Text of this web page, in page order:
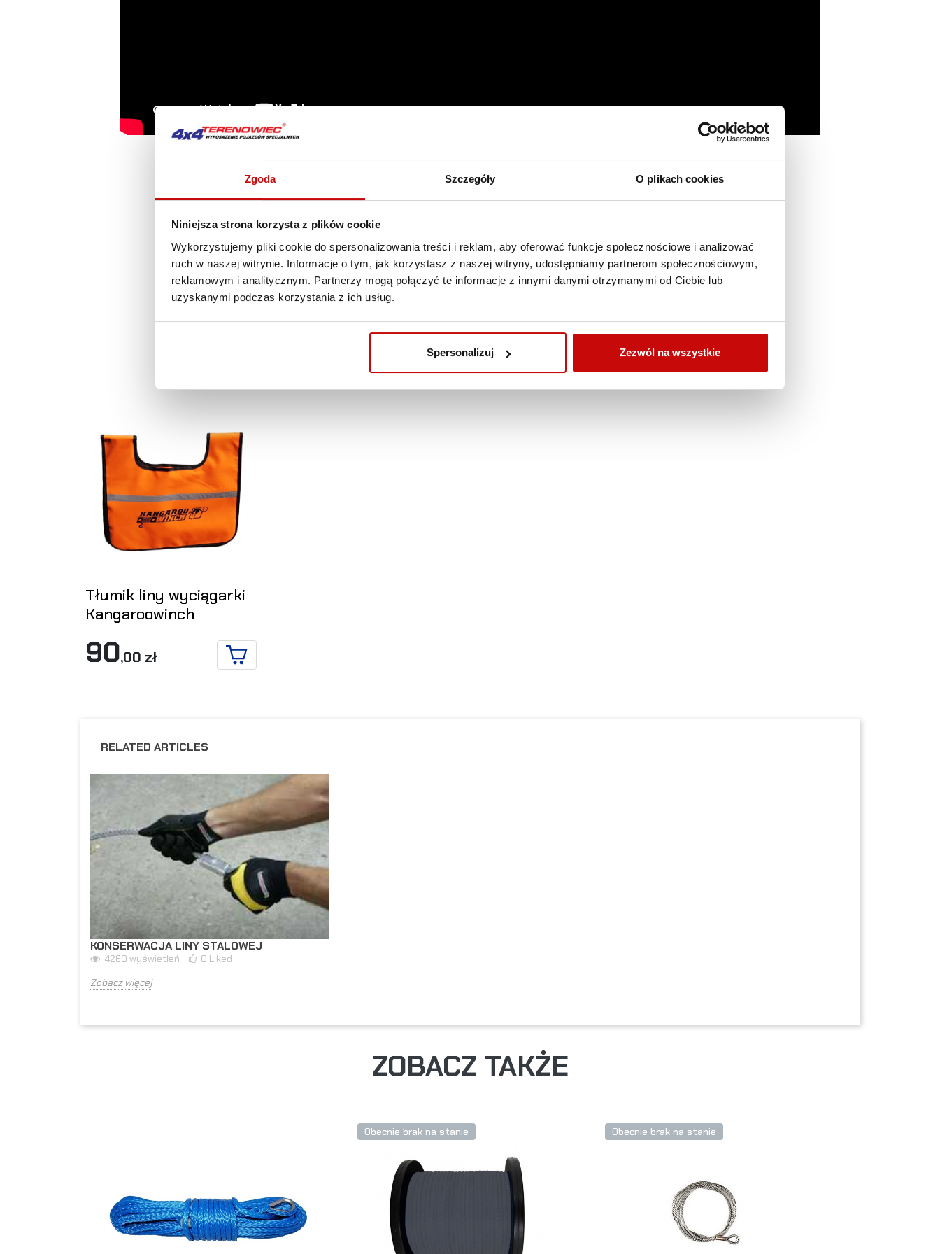
Zgoda Szczegóły O plikach cookies
Niniejsza strona korzysta z plików cookie
Wykorzystujemy pliki cookie do spersonalizowania treści i reklam, aby oferować funkcje społecznościowe i analizować
ruch w naszej witrynie. Informacje o tym, jak korzystasz z naszej witryny, udostępniamy partnerom społecznościowym,
reklamowym i analitycznym. Partnerzy mogą połączyć te informacje z innymi danymi otrzymanymi od Ciebie lub
uzyskanymi podczas korzystania z ich usług.
Spersonalizuj Zezwól na wszystkie
DARMOWA DOSTAWA!
WSZYSTKIE ZAMÓWIENIA W NASZYM SKLEPIE
DOSTARCZYMY CI KURIEREM DPD NA TERENIE
POLSKI ZA DARMO!
ZOBACZ TAKŻE
Tłumik liny wyciągarki
Kangaroowinch
90,00 zł
DO KOSZYKA
RELATED ARTICLES
KONSERWACJA LINY STALOWEJ
4260 wyświetleń 0 Liked
Zobacz więcej
ZOBACZ TAKŻE
Obecnie brak na stanie Obecnie brak na stanie